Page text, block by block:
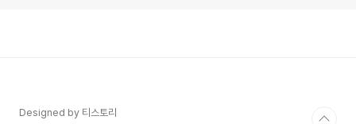
Designed by 티스토리